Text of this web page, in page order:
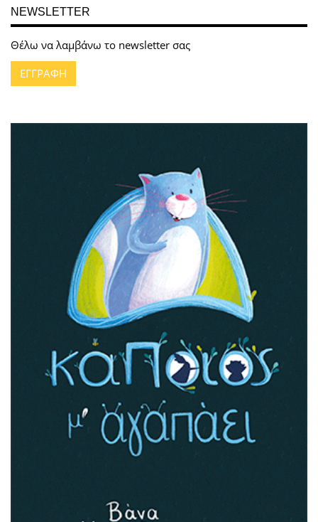
NEWSLETTER
Θέλω να λαμβάνω το newsletter σας
ΕΓΓΡΑΦΗ